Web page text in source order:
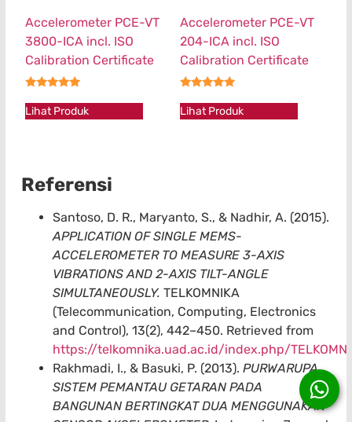
Accelerometer PCE-VT
3800-ICA incl. ISO
Calibration Certificate
Lihat Produk
Accelerometer PCE-VT
204-ICA incl. ISO
Calibration Certificate
Lihat Produk
Referensi
Santoso, D. R., Maryanto, S., & Nadhir, A. (2015).
APPLICATION OF SINGLE MEMS-
ACCELEROMETER TO MEASURE 3-AXIS
VIBRATIONS AND 2-AXIS TILT-ANGLE
SIMULTANEOUSLY. TELKOMNIKA
(Telecommunication, Computing, Electronics
and Control), 13(2), 442–450. Retrieved from
https://telkomnika.uad.ac.id/index.php/
Rakhmadi, I., & Basuki, P. (2013). PURWARUPA
SISTEM PEMANTAU GETARAN PADA
BANGUNAN BERTINGKAT DUA MENGGUNAKAN